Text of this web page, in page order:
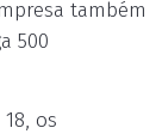
também
500
os